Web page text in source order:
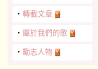
‧ 轉載文章
‧ 屬於我們的歌
‧ 勵志人物